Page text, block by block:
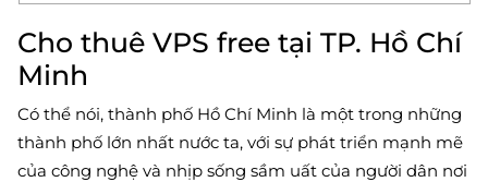
Cho thuê VPS free tại TP. Hồ Chí
Minh
Có thể nói, thành phố Hồ Chí Minh là một trong những
thành phố lớn nhất nước ta, với sự phát triển mạnh mẽ
của công nghệ và nhịp sống sầm uất của người dân nơi